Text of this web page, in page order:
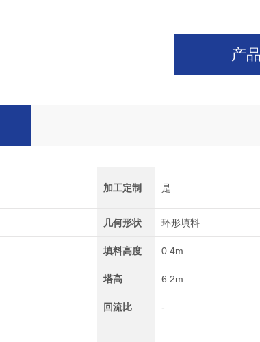
产
加工定制 是
几何形状 环形填料
填料高度 0.4m
塔高 6.2m
回流比 -